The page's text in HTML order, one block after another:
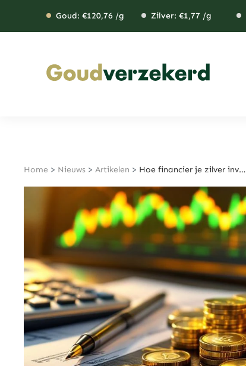
Goud: €120,76 /g Zilver: €1,77 /g
Home > Nieuws > Artikelen > Hoe financier je zilver investering?